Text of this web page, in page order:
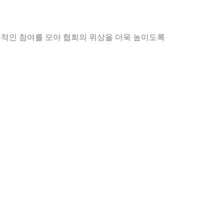
인 참여를 모아 협회의 위상을 더욱 높이도록